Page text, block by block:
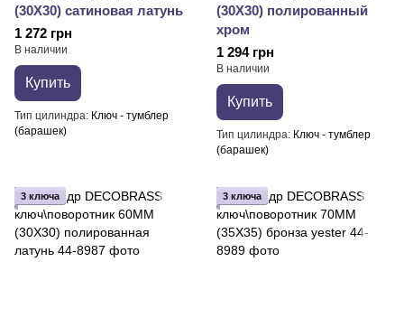
(30X30) сатиновая латунь
1 272 грн
В наличии
Купить
Тип цилиндра Ключ - тумблер
(барашек)
(30X30) полированный
хром
1 294 грн
В наличии
Купить
Тип цилиндра Ключ - тумблер
(барашек)
3 ключа 3 ключа